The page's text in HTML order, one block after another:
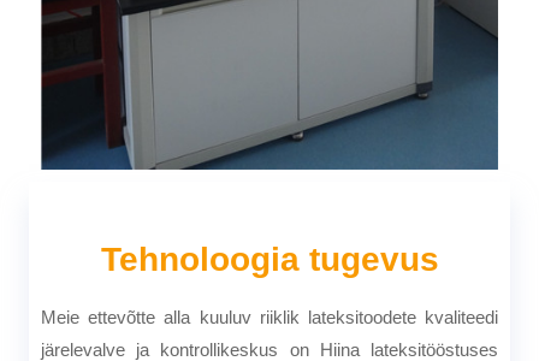
Tehnoloogia tugevus
Meie ettevõtte alla kuuluv riiklik lateksitoodete kvaliteedi
järelevalve ja kontrollikeskus on Hiina lateksitööstuses